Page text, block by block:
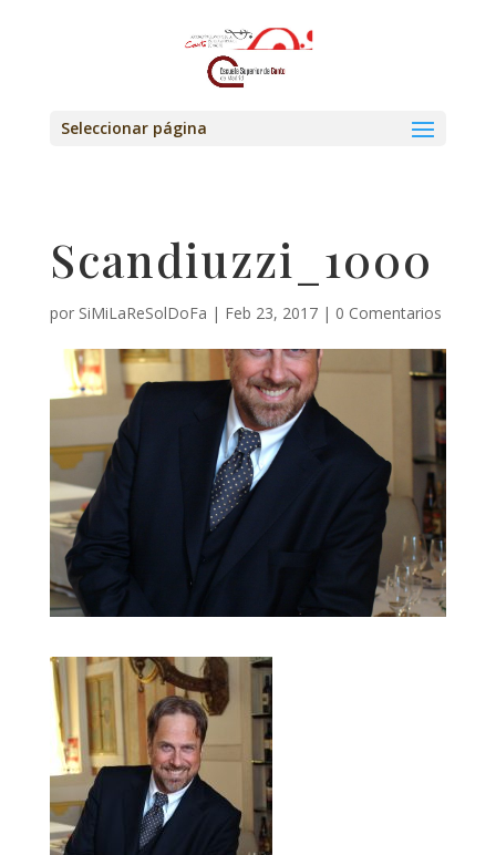
Seleccionar página
Scandiuzzi_1000
por SiMiLaReSolDoFa | Feb 23, 2017| 0 Comentarios